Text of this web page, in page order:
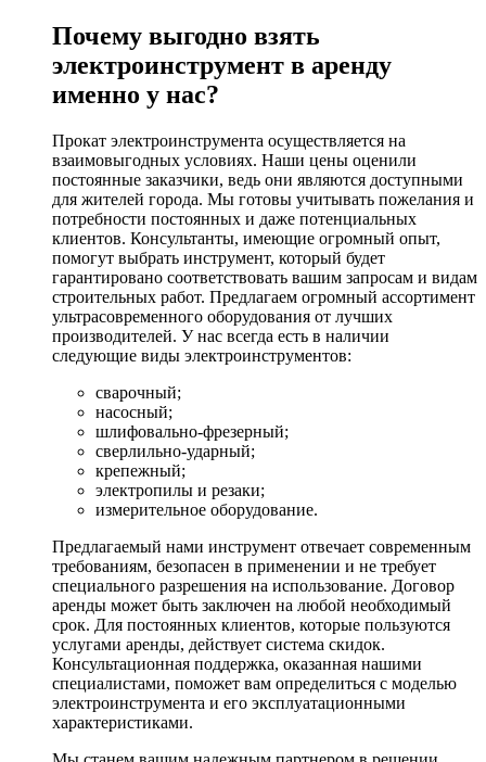
Почему выгодно взять
электроинструмент в аренду
именно у нас?
Прокат электроинструмента осуществляется на
взаимовыгодных условиях. Наши цены оценили
постоянные заказчики, ведь они являются доступными
для жителей города. Мы готовы учитывать пожелания и
потребности постоянных и даже потенциальных
клиентов. Консультанты, имеющие огромный опыт,
помогут выбрать инструмент, который будет
гарантировано соответствовать вашим запросам и видам
строительных работ. Предлагаем огромный ассортимент
ультрасовременного оборудования от лучших
производителей. У нас всегда есть в наличии
следующие виды электроинструментов:
сварочный;
насосный;
шлифовально-фрезерный;
сверлильно-ударный;
крепежный;
электропилы и резаки;
измерительное оборудование.
Предлагаемый нами инструмент отвечает современным
требованиям, безопасен в применении и не требует
специального разрешения на использование. Договор
аренды может быть заключен на любой необходимый
срок. Для постоянных клиентов, которые пользуются
услугами аренды, действует система скидок.
Консультационная поддержка, оказанная нашими
специалистами, поможет вам определиться с моделью
электроинструмента и его эксплуатационными
характеристиками.